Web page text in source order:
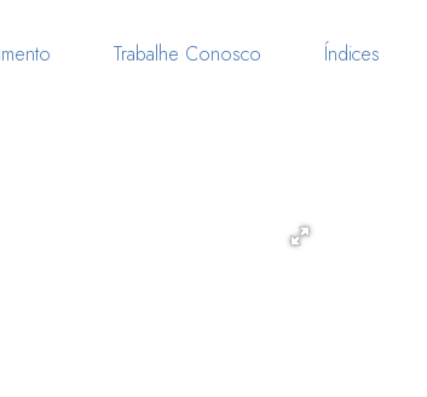
Trabalhe Conosco Índices